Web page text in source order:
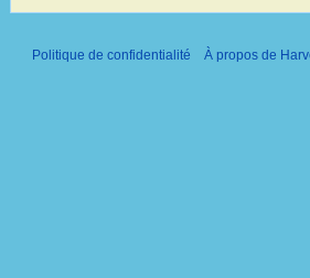
Politique de confidentialité À propos de